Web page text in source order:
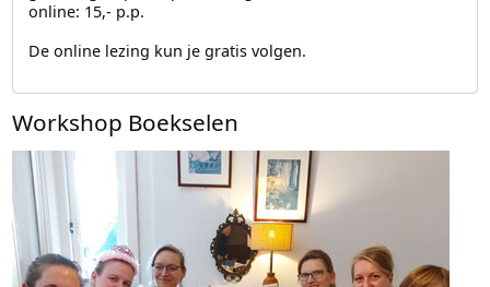
online: 15,- p.p.
De online lezing kun je gratis volgen.
Workshop Boekselen